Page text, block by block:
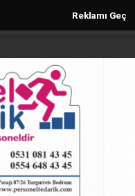
Reklamı Geç
sorusu
27.07.2024 - 09:18